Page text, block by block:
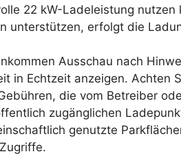
22 kW-Ladeleistung nutzen
unterstützen, erfolgt die
Ausschau nach
in Echtzeit anzeigen. Achten
die vom Betreiber
zugänglichen
genutzte